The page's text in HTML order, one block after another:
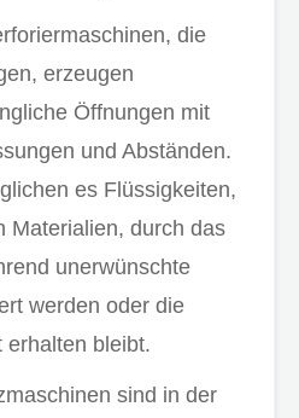
die
erzeugen
Öffnungen mit
und Abständen.
es Flüssigkeiten,
Materialien, durch das
unerwünschte
werden oder die
erhalten bleibt.
sind in der